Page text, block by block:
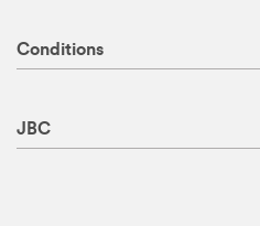
Conditions
JBC